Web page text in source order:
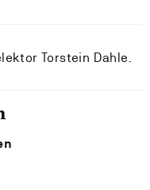
Torstein Dahle.